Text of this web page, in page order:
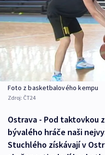
Foto z basketbalového kempu
Zdroj: ČT24
Ostrava - Pod taktovkou
bývalého hráče naši
Stuchlého získávají v